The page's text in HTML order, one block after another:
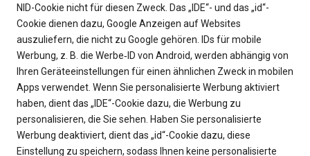
NID-Cookie nicht für diesen Zweck. Das „IDE“- und das „id“-
Cookie dienen dazu, Google Anzeigen auf Websites
auszuliefern, die nicht zu Google gehören. IDs für mobile
Werbung, z. B. die Werbe‑ID von Android, werden abhängig von
Ihren Geräteeinstellungen für einen ähnlichen Zweck in mobilen
Apps verwendet. Wenn Sie personalisierte Werbung aktiviert
haben, dient das „IDE“-Cookie dazu, die Werbung zu
personalisieren, die Sie sehen. Haben Sie personalisierte
Werbung deaktiviert, dient das „id“-Cookie dazu, diese
Einstellung zu speichern, sodass Ihnen keine personalisierte